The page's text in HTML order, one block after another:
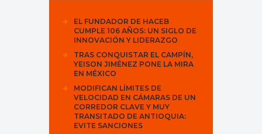
EL FUNDADOR DE HACEB
CUMPLE 106 AÑOS: UN SIGLO DE
INNOVACIÓN Y LIDERAZGO
TRAS CONQUISTAR EL CAMPÍN,
YEISON JIMÉNEZ PONE LA MIRA
EN MÉXICO
MODIFICAN LÍMITES DE
VELOCIDAD EN CÁMARAS DE UN
CORREDOR CLAVE Y MUY
TRANSITADO DE ANTIOQUIA:
EVITE SANCIONES